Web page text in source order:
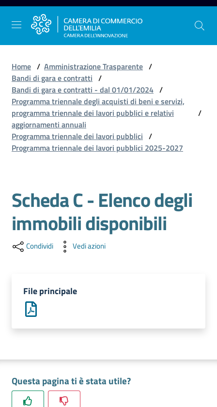
Vai al contenuto
Vai alla navigazione
Vai al footer
La
Camera
dell'Emilia
Promuovere
l'impresa
e
il
Tutelare
l'Impresa
il
L'impresa
in
digitale
Home / Amministrazione Trasparente /
Bandi di gara e contratti /
Bandi di gara e contratti - dal 01/01/2024 /
Programma triennale degli acquisti di beni e servizi,
programma triennale dei lavori pubblici e relativi
aggiornamenti annuali
/
Programma triennale dei lavori pubblici /
Programma triennale dei lavori pubblici 2025-2027
Scheda C - Elenco degli
immobili disponibili
Condividi Vedi azioni
File principale
Questa pagina ti è stata utile?